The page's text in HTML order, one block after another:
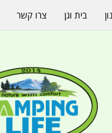
בית וגן צרו קשר